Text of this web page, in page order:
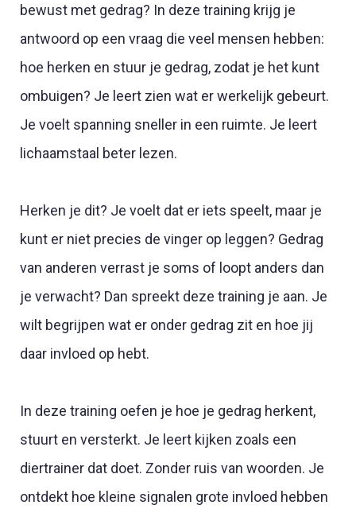
bewust met gedrag? In deze training krijg je
antwoord op een vraag die veel mensen hebben:
hoe herken en stuur je gedrag, zodat je het kunt
ombuigen? Je leert zien wat er werkelijk gebeurt.
Je voelt spanning sneller in een ruimte. Je leert
lichaamstaal beter lezen.
Herken je dit? Je voelt dat er iets speelt, maar je
kunt er niet precies de vinger op leggen? Gedrag
van anderen verrast je soms of loopt anders dan
je verwacht? Dan spreekt deze training je aan. Je
wilt begrijpen wat er onder gedrag zit en hoe jij
daar invloed op hebt.
In deze training oefen je hoe je gedrag herkent,
stuurt en versterkt. Je leert kijken zoals een
diertrainer dat doet. Zonder ruis van woorden. Je
ontdekt hoe kleine signalen grote invloed hebben